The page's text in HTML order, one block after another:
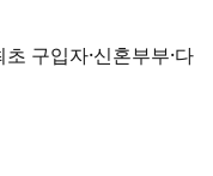
구입자·신혼부부·다